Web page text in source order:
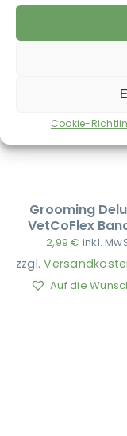
Cookie-
Grooming
VetCoFlex
2,99€ inkl.
zzgl.
Auf die